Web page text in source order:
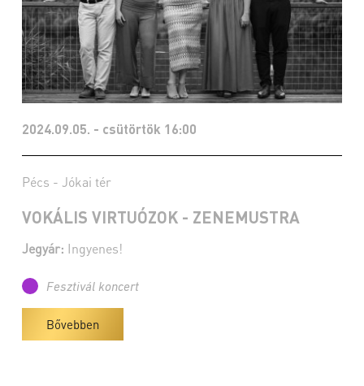
2024.09.05. - csütörtök 16:00
Pécs - Jókai tér
VOKÁLIS VIRTUÓZOK - ZENEMUSTRA
Jegyár: Ingyenes!
Fesztivál koncert
Bővebben